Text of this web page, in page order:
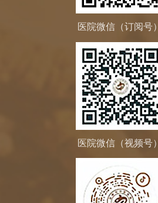
医院微信（订阅号）
医院微信（视频号）